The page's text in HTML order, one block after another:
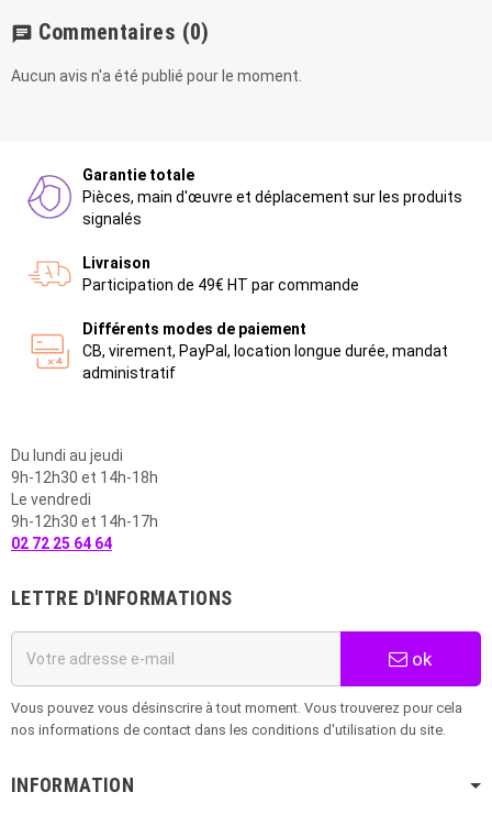
chat Commentaires (0)
Aucun avis n'a été publié pour le moment.
Garantie totale
Pièces, main d'œuvre et déplacement sur les produits
signalés
Livraison
Participation de 49€ HT par commande
Différents modes de paiement
CB, virement, PayPal, location longue durée, mandat
administratif
Du lundi au jeudi
9h-12h30 et 14h-18h
Le vendredi
9h-12h30 et 14h-17h
02 72 25 64 64
LETTRE D'INFORMATIONS
ok
Vous pouvez vous désinscrire à tout moment. Vous trouverez pour cela
nos informations de contact dans les conditions d'utilisation du site.
INFORMATION